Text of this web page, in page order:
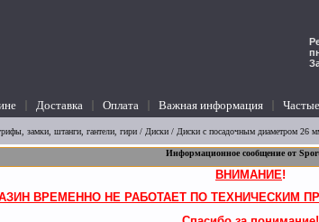
Доставка Оплата Важная информация
замки, штанги, гантели, гири / Диски / Диски с посадочным диаметром 26
Информационное сообщение от
ВНИМАНИЕ!
ВРЕМЕННО НЕ РАБОТАЕТ ПО ТЕХНИЧЕСКИМ